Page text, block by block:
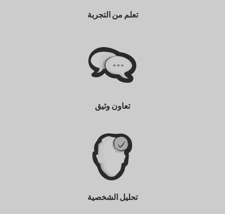
تعلم من التجربة
تعاون وثيق
تحليل الشخصية